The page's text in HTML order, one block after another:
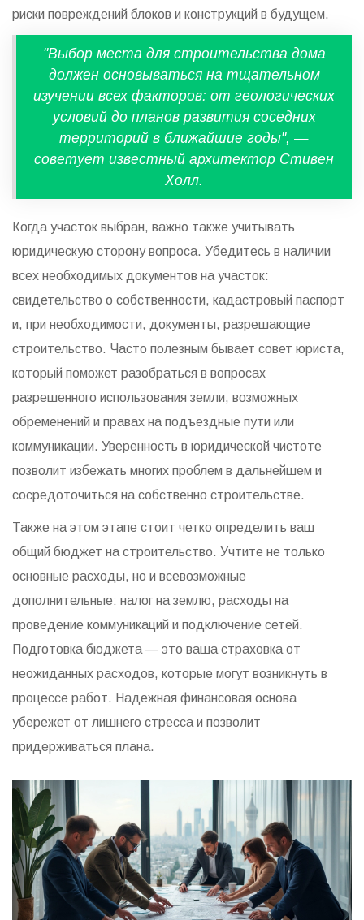
риски повреждений блоков и конструкций в будущем.
"Выбор места для строительства дома
должен основываться на тщательном
изучении всех факторов: от геологических
условий до планов развития соседних
территорий в ближайшие годы", —
советует известный архитектор Стивен
Холл.
Когда участок выбран, важно также учитывать
юридическую сторону вопроса. Убедитесь в наличии
всех необходимых документов на участок:
свидетельство о собственности, кадастровый паспорт
и, при необходимости, документы, разрешающие
строительство. Часто полезным бывает совет юриста,
который поможет разобраться в вопросах
разрешенного использования земли, возможных
обременений и правах на подъездные пути или
коммуникации. Уверенность в юридической чистоте
позволит избежать многих проблем в дальнейшем и
сосредоточиться на собственно строительстве.
Также на этом этапе стоит четко определить ваш
общий бюджет на строительство. Учтите не только
основные расходы, но и всевозможные
дополнительные: налог на землю, расходы на
проведение коммуникаций и подключение сетей.
Подготовка бюджета — это ваша страховка от
неожиданных расходов, которые могут возникнуть в
процессе работ. Надежная финансовая основа
убережет от лишнего стресса и позволит
придерживаться плана.